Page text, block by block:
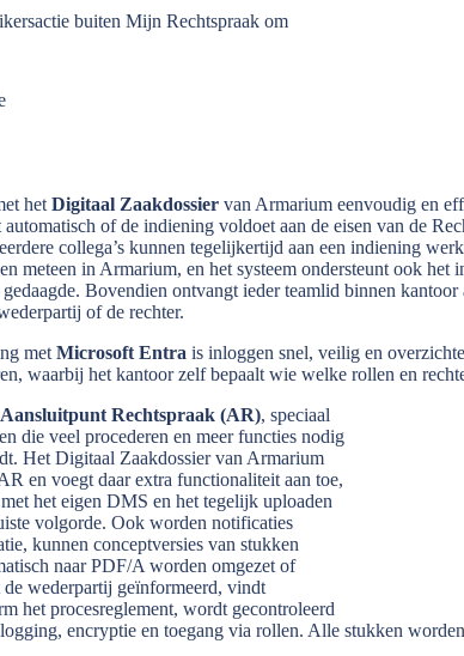
buiten Mijn Rechtspraak om
het Digitaal Zaakdossier van Armarium eenvoudig en
of de indiening voldoet aan de eisen van de
collega’s kunnen tegelijkertijd aan een indiening
meteen in Armarium, en het systeem ondersteunt ook
Bovendien ontvangt ieder teamlid binnen
of de rechter.
met Microsoft Entra is inloggen snel, veilig en
waarbij het kantoor zelf bepaalt wie welke rollen en
Aansluitpunt Rechtspraak (AR), speciaal
die veel procederen en meer functies nodig
Het Digitaal Zaakdossier van Armarium
en voegt daar extra functionaliteit aan toe,
het eigen DMS en het tegelijk uploaden
volgorde. Ook worden notificaties
kunnen conceptversies van stukken
naar PDF/A worden omgezet of
wederpartij geïnformeerd, vindt
het procesreglement, wordt gecontroleerd
encryptie en toegang via rollen. Alle stukken